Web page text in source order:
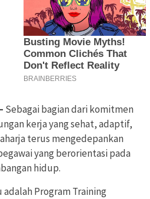
Sebagai bagian dari komitmen
kerja yang sehat, adaptif,
terus mengedepankan
yang berorientasi pada
hidup.
Program Training